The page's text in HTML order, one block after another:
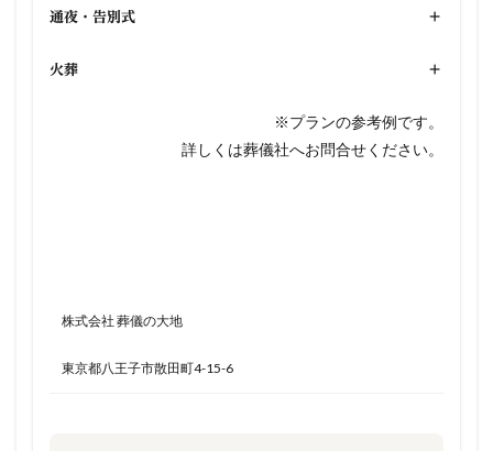
通夜・告別式 +
火葬 +
※プランの参考例です。
詳しくは葬儀社へお問合せください。
株式会社 葬儀の大地
東京都八王子市散田町4-15-6